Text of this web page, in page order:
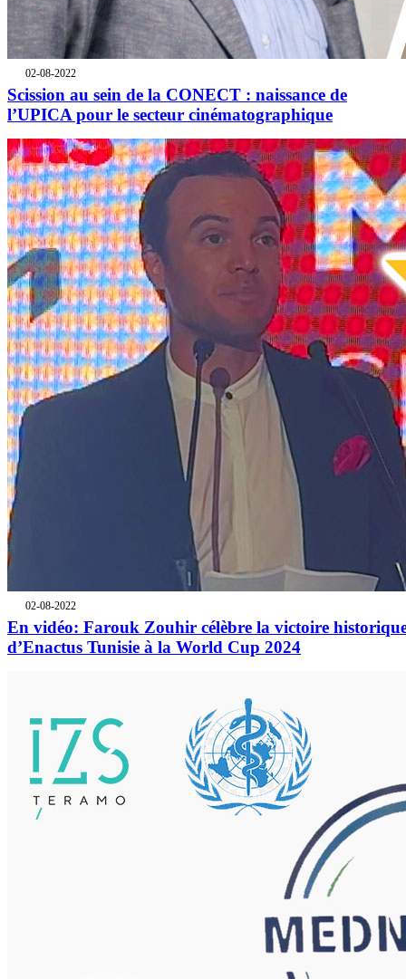
02-08-2022
Scission au sein de la CONECT : naissance de
l’UPICA pour le secteur cinématographique
02-08-2022
En vidéo: Farouk Zouhir célèbre la victoire
d’Enactus Tunisie à la World Cup 2024